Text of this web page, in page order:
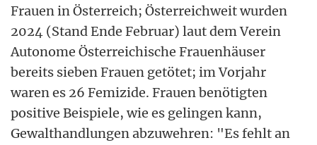
Frauen in Österreich; Österreichweit wurden
2024 (Stand Ende Februar) laut dem Verein
Autonome Österreichische Frauenhäuser
bereits sieben Frauen getötet; im Vorjahr
waren es 26 Femizide. Frauen benötigten
positive Beispiele, wie es gelingen kann,
Gewalthandlungen abzuwehren: "Es fehlt an